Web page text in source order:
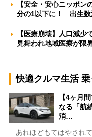
【安全・安心ニッポ
分の1以下に！ 出生
【医療崩壊】人口減
見舞われ地域医療が
快適クルマ生活
【4ヶ月
なる「航
消…
あれほどもてはやされ